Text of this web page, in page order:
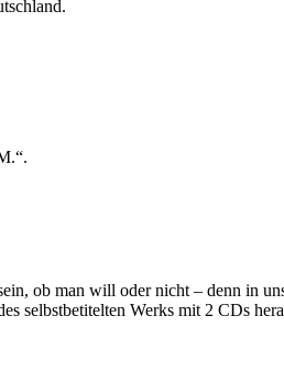
ob man will oder nicht – denn in
selbstbetitelten Werks mit 2 CDs